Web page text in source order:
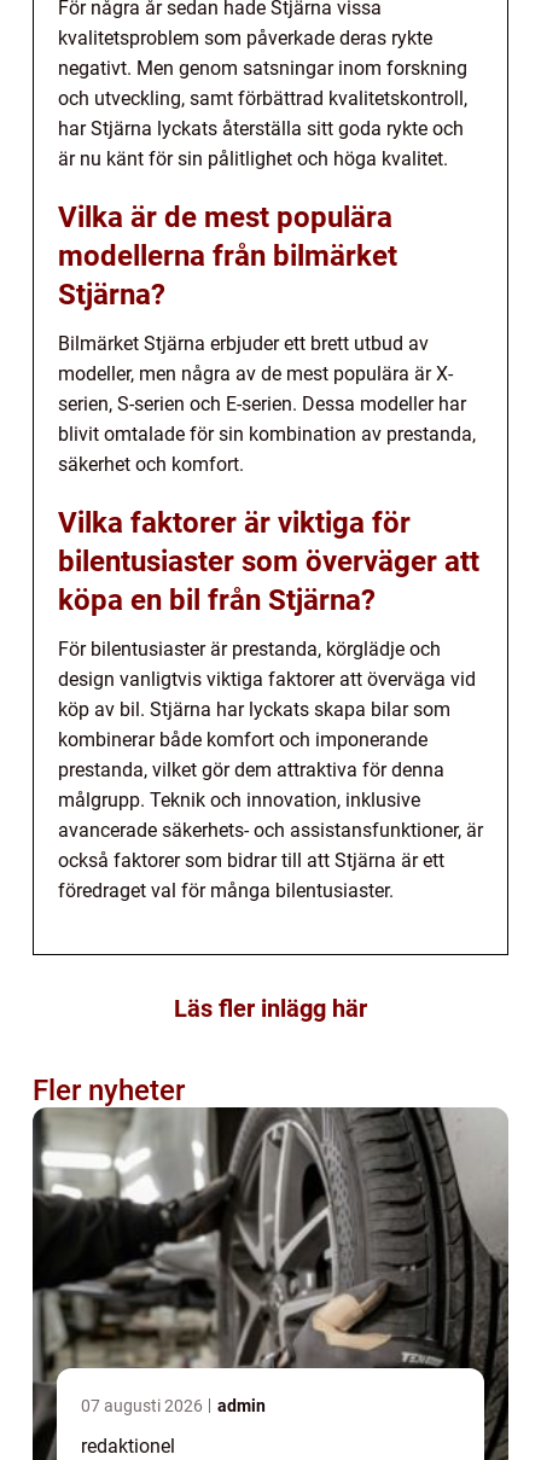
För några år sedan hade Stjärna vissa
kvalitetsproblem som påverkade deras rykte
negativt. Men genom satsningar inom forskning
och utveckling, samt förbättrad kvalitetskontroll,
har Stjärna lyckats återställa sitt goda rykte och
är nu känt för sin pålitlighet och höga kvalitet.
Vilka är de mest populära
modellerna från bilmärket
Stjärna?
Bilmärket Stjärna erbjuder ett brett utbud av
modeller, men några av de mest populära är X-
serien, S-serien och E-serien. Dessa modeller har
blivit omtalade för sin kombination av prestanda,
säkerhet och komfort.
Vilka faktorer är viktiga för
bilentusiaster som överväger att
köpa en bil från Stjärna?
För bilentusiaster är prestanda, körglädje och
design vanligtvis viktiga faktorer att överväga vid
köp av bil. Stjärna har lyckats skapa bilar som
kombinerar både komfort och imponerande
prestanda, vilket gör dem attraktiva för denna
målgrupp. Teknik och innovation, inklusive
avancerade säkerhets- och assistansfunktioner, är
också faktorer som bidrar till att Stjärna är ett
föredraget val för många bilentusiaster.
Läs fler inlägg här
Fler nyheter
07 augusti 2026 admin
redaktionel